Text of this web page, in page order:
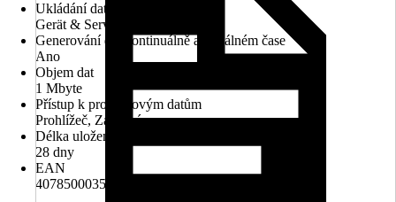
Ukládání dat
Gerät & Server
Generování dat kontinuálně a v reálném čase
Ano
Objem dat
1 Mbyte
Přístup k produktovým datům
Prohlížeč, Zařízení
Délka uložení
28 dny
EAN
4078500035279, 4078500044264, 4078500046701